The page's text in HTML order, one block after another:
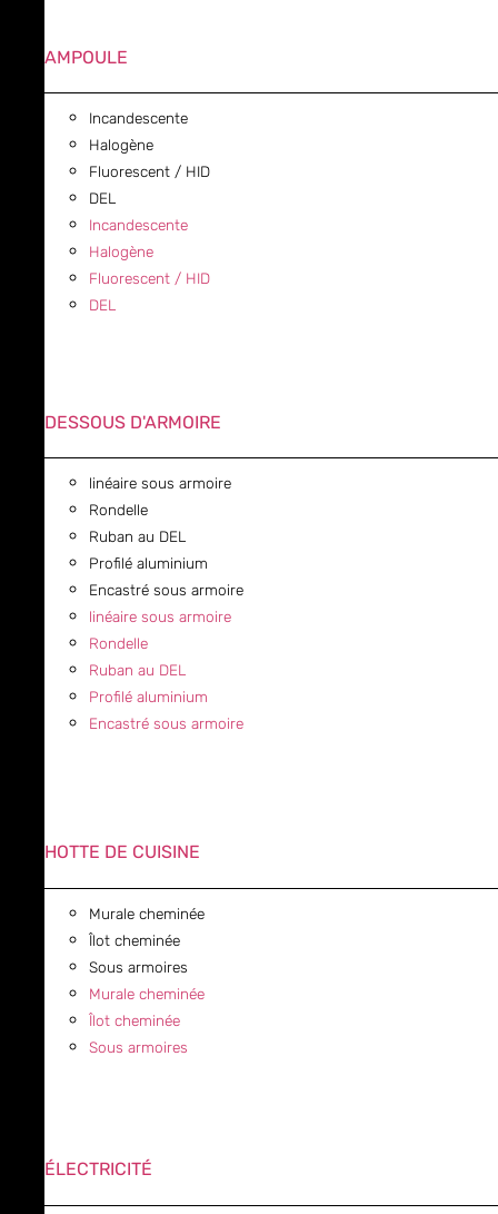
AMPOULE
Incandescente
Halogène
Fluorescent / HID
DEL
Incandescente
Halogène
Fluorescent / HID
DEL
DESSOUS D'ARMOIRE
linéaire sous armoire
Rondelle
Ruban au DEL
Profilé aluminium
Encastré sous armoire
linéaire sous armoire
Rondelle
Ruban au DEL
Profilé aluminium
Encastré sous armoire
HOTTE DE CUISINE
Murale cheminée
Îlot cheminée
Sous armoires
Murale cheminée
Îlot cheminée
Sous armoires
ÉLECTRICITÉ